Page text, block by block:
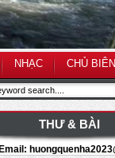
NHẠC CHỦ BIÊN
THƯ & BÀI